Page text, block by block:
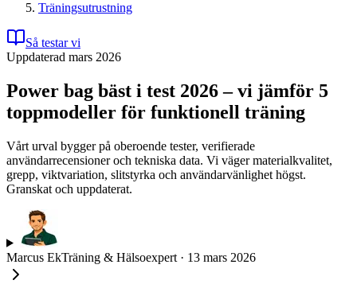
Träningsutrustning
Så testar vi
Uppdaterad mars 2026
Power bag bäst i test 2026 – vi jämför 5
toppmodeller för funktionell träning
Vårt urval bygger på oberoende tester, verifierade
användarrecensioner och tekniska data. Vi väger materialkvalitet,
grepp, viktvariation, slitstyrka och användarvänlighet högst.
Granskat och uppdaterat.
Marcus EkTräning & Hälsoexpert · 13 mars 2026